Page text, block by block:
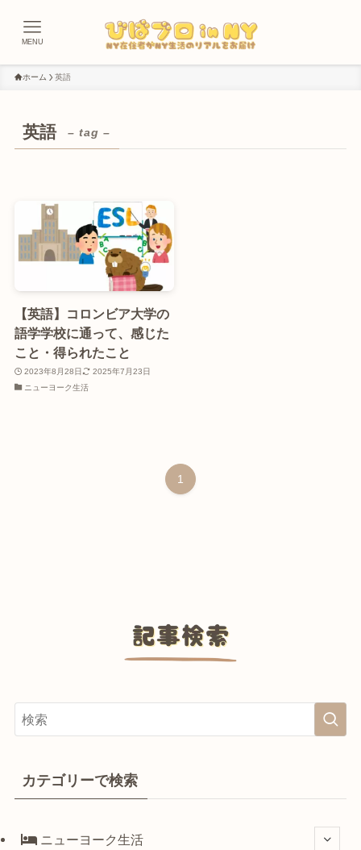
MENU
ホーム 英語
英語 – tag –
【英語】コロンビア大学の
語学学校に通って、感じた
こと・得られたこと
2023年8月28日
2025年7月23日
ニューヨーク生活
1
カテゴリーで検索
ニューヨーク生活